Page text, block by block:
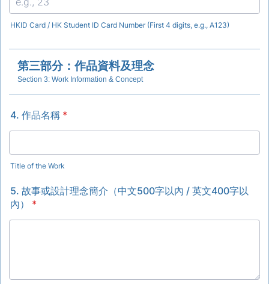
HKID Card / HK Student ID Card Number (First 4 digits, e.g., A123)
第三部分：作品資料及理念
Section 3: Work Information & Concept
4. 作品名稱 *
Title of the Work
5. 故事或設計理念簡介（中文500字以內 / 英文400字以
內）
*